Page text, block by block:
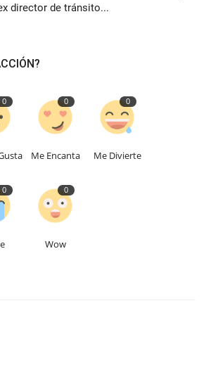
director de tránsito...
0 0
Me Encanta
0
Me Divierte
0 0
Wow